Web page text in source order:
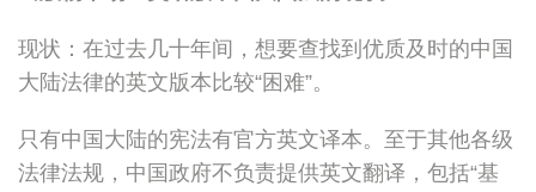
现状：在过去几十年间，想要查找到优质及时的中国
大陆法律的英文版本比较“困难”。
只有中国大陆的宪法有官方英文译本。至于其他各级
法律法规，中国政府不负责提供英文翻译，包括“基